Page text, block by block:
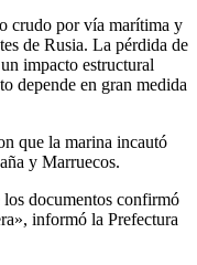
crudo por vía marítima y
de Rusia. La pérdida de
impacto estructural
depende en gran medida
que la marina incautó
y Marruecos.
los documentos confirmó
informó la Prefectura